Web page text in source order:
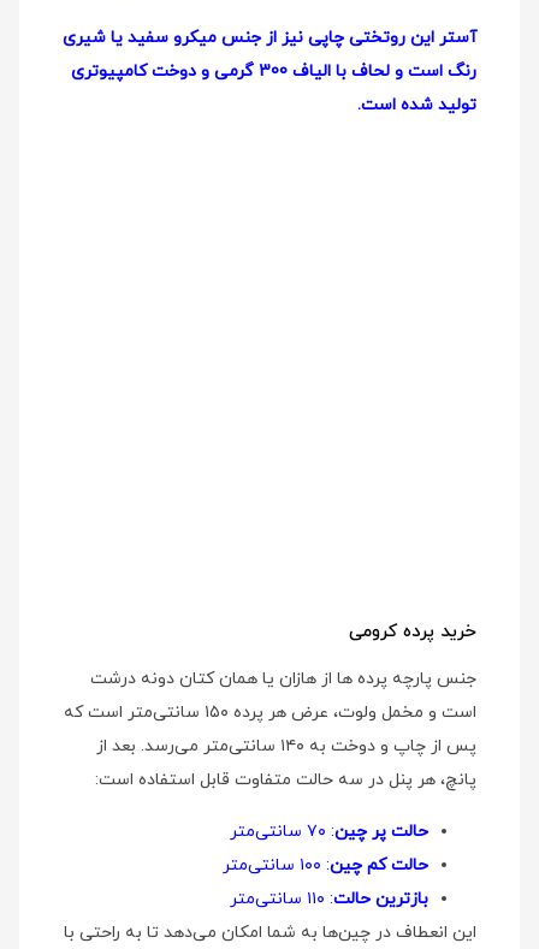
آستر این روتختی چاپی نیز از جنس میکرو سفید یا شیری
رنگ است و لحاف با الیاف 300 گرمی و دوخت کامپیوتری
تولید شده است.
خرید پرده کرومی
جنس پارچه پرده ها از هازان یا همان کتان دونه درشت
است و مخمل ولوت، عرض هر پرده ۱۵۰ سانتی‌متر است که
پس از چاپ و دوخت به ۱۴۰ سانتی‌متر می‌رسد. بعد از
پانچ، هر پنل در سه حالت متفاوت قابل استفاده است:
حالت پر چین: ۷۰ سانتی‌متر
حالت کم چین: ۱۰۰ سانتی‌متر
بازترین حالت: ۱۱۰ سانتی‌متر
این انعطاف در چین‌ها به شما امکان می‌دهد تا به راحتی با